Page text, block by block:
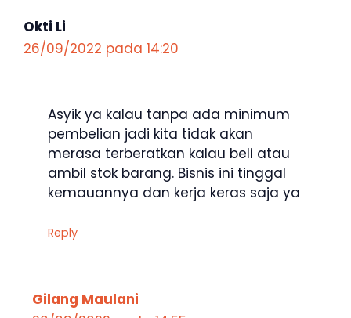
Okti Li
26/09/2022 pada 14:20
Asyik ya kalau tanpa ada minimum
pembelian jadi kita tidak akan
merasa terberatkan kalau beli atau
ambil stok barang. Bisnis ini tinggal
kemauannya dan kerja keras saja ya
Reply
Gilang Maulani